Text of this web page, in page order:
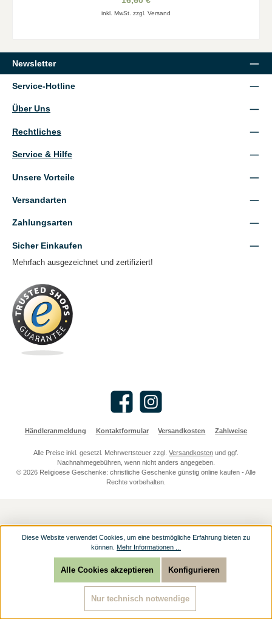
inkl. MwSt. zzgl. Versand
Newsletter
Service-Hotline
Über Uns
Rechtliches
Service & Hilfe
Unsere Vorteile
Versandarten
Zahlungsarten
Sicher Einkaufen
Mehrfach ausgezeichnet und zertifiziert!
Facebook Instagram
Händleranmeldung Kontaktformular Versandkosten Zahlweise
Alle Preise inkl. gesetzl. Mehrwertsteuer zzgl. Versandkosten und ggf.
Nachnahmegebühren, wenn nicht anders angegeben.
© 2026 Religioese Geschenke: christliche Geschenke günstig online kaufen - Alle
Rechte vorbehalten.
Diese Website verwendet Cookies, um eine bestmögliche Erfahrung bieten zu
können. Mehr Informationen ...
Nur technisch notwendige
Konfigurieren
Alle Cookies akzeptieren